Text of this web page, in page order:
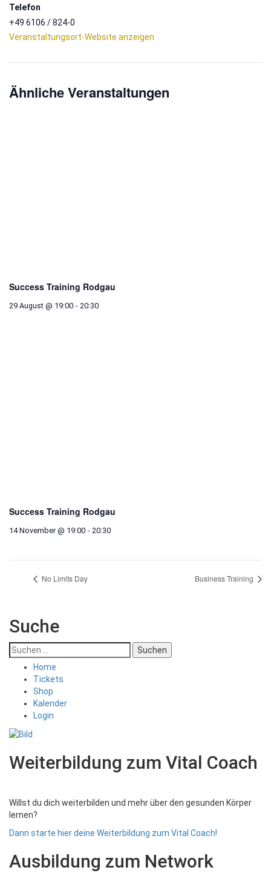
Telefon
+49 6106 / 824-0
Veranstaltungsort-Website anzeigen
Ähnliche Veranstaltungen
Success Training Rodgau
29 August @ 19:00 - 20:30
Success Training Rodgau
14 November @ 19:00 - 20:30
No Limits Day Business Training
Suche
Suchen
nach:
Home
Tickets
Shop
Kalender
Login
Weiterbildung zum Vital Coach
Willst du dich weiterbilden und mehr über den gesunden Körper
lernen?
Dann starte hier deine Weiterbildung zum Vital Coach!
Ausbildung zum Network